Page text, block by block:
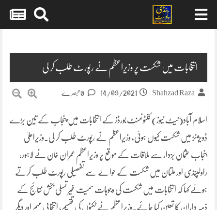
انتخابات میں شکست پر وزیراعظم نے رپورٹ طلب کر لی
Shahzad Raza
14/09/2021
اسلام آباد(نیٹ نیوز) کنٹونمنٹ بورڈز کے انتخابات میں پنجاب کے تین بڑے
ڈویژنز میں شکست کیوں ہوئی، وزیراعظم نے رپورٹ طلب کر لی۔وزیراعلیٰ
پنجاب عثمان بزدار سے ملاقات کے موقع پر وزیراعظم عمران خان نے لاہور،
راولپنڈی اور ملتان میں شکست کے حوالے سے تفصیلی رپورٹ طلب کرتے
ہوئے کہا کہ انتخابات میں شکست کی وجوہات سمیت غیر تسلی بخش نتائج کے
ذمہ داران کا تعین کیا جائے۔وزیراعظم نے ٹکٹوں کی تقسیم، انتخابی مہم اور دیگر